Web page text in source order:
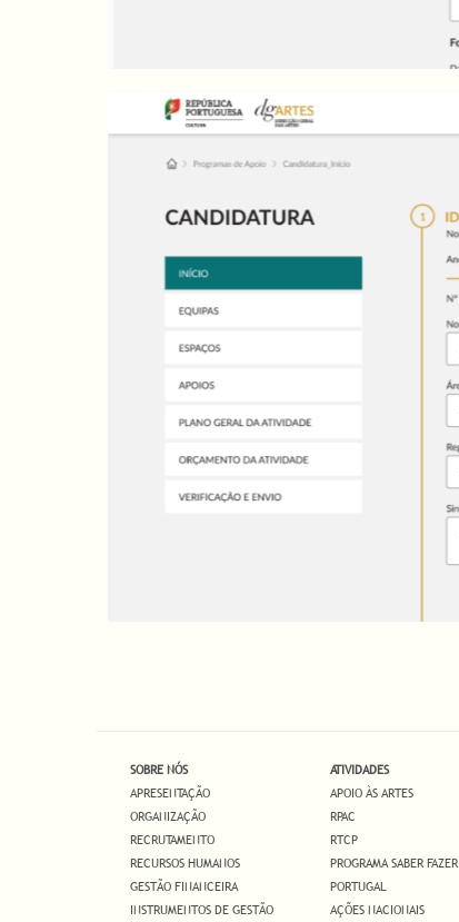
SOBRE NÓS
APRESENTAÇÃO
ORGANIZAÇÃO
RECRUTAMENTO
RECURSOS HUMANOS
GESTÃO FINANCEIRA
INSTRUMENTOS DE GESTÃO
ATIVIDADES
APOIO ÀS ARTES
RPAC
RTCP
PROGRAMA SABER FAZER
PORTUGAL
AÇÕES NACIONAIS